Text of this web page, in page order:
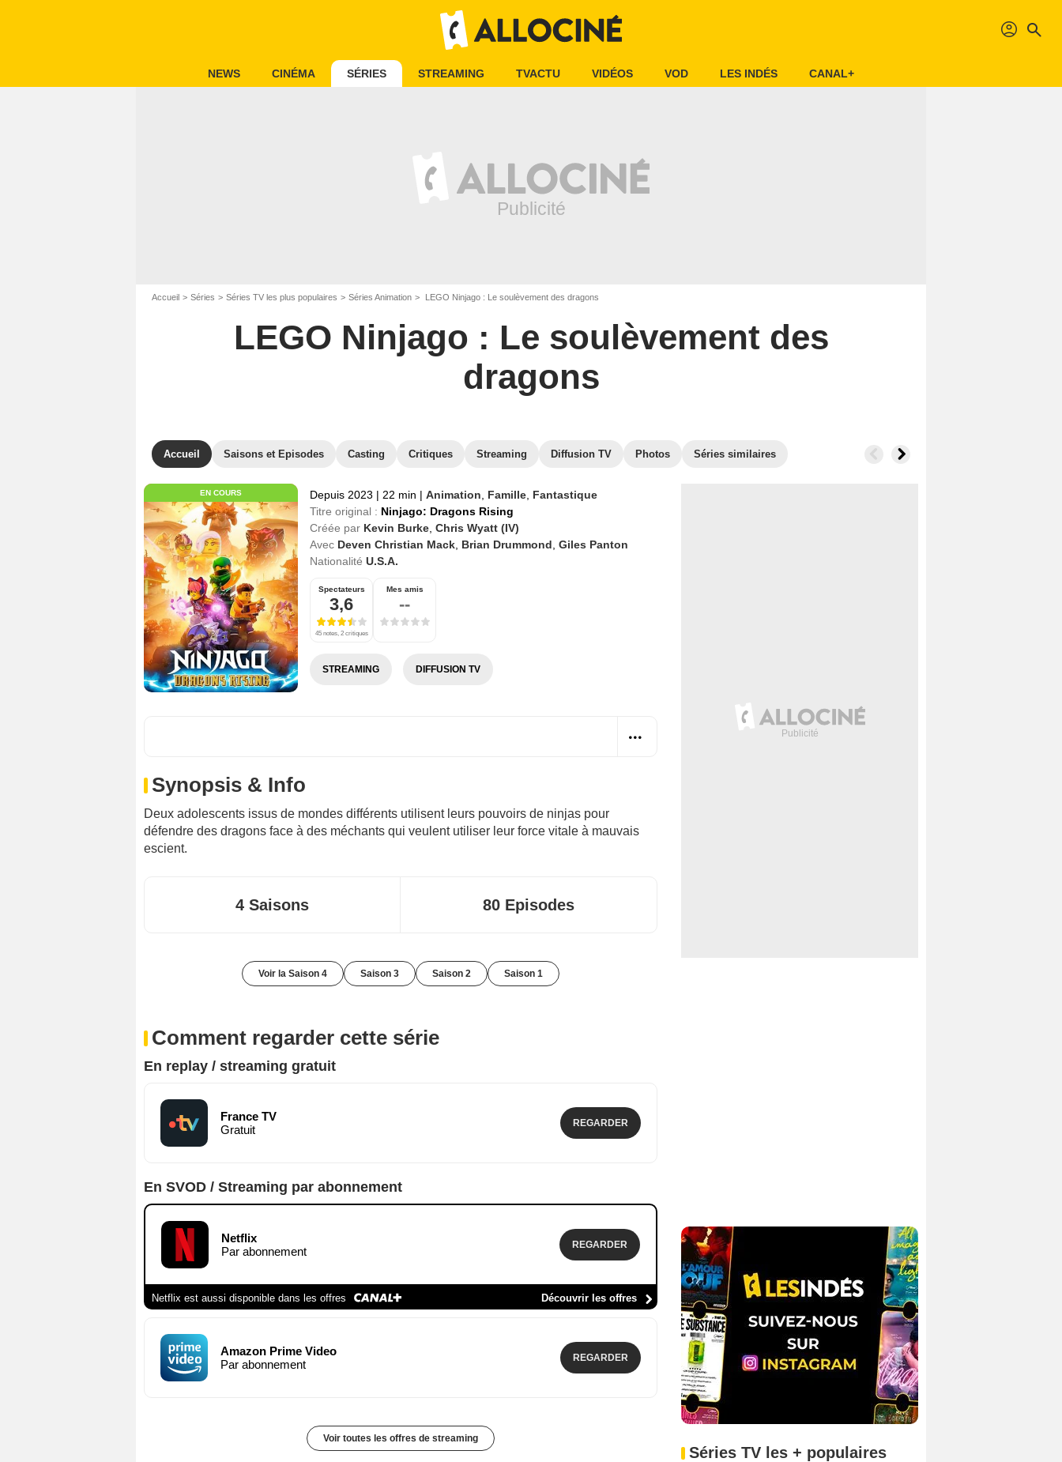
profil search
NEWS CINÉMA SÉRIES STREAMING TVACTU VIDÉOS VOD LES INDÉS CANAL+
Accueil Séries Séries TV les plus populaires Séries Animation LEGO Ninjago : Le soulèvement des dragons
LEGO Ninjago : Le soulèvement des
dragons
Accueil Saisons et Episodes Casting Critiques Streaming Diffusion TV Photos Séries similaires
EN COURS Depuis 2023 | 22 min | Animation Famille Fantastique
Titre original : Ninjago: Dragons Rising
Créée par Kevin Burke Chris Wyatt (IV)
Avec Deven Christian Mack Brian Drummond Giles Panton
Nationalité U.S.A.
Spectateurs
3,6
45 notes, 2 critiques
Mes amis
--
STREAMING DIFFUSION TV
Synopsis & Info
Deux adolescents issus de mondes différents utilisent leurs pouvoirs de ninjas pour
défendre des dragons face à des méchants qui veulent utiliser leur force vitale à mauvais
escient.
4 Saisons 80 Episodes
Voir la Saison 4 Saison 3 Saison 2 Saison 1
Comment regarder cette série
En replay / streaming gratuit
France TV
Gratuit
REGARDER
En SVOD / Streaming par abonnement
Netflix
Par abonnement
REGARDER
Netflix est aussi disponible dans les offres Découvrir les offres
Amazon Prime Video
Par abonnement
REGARDER
Voir toutes les offres de streaming
Séries TV les + populaires